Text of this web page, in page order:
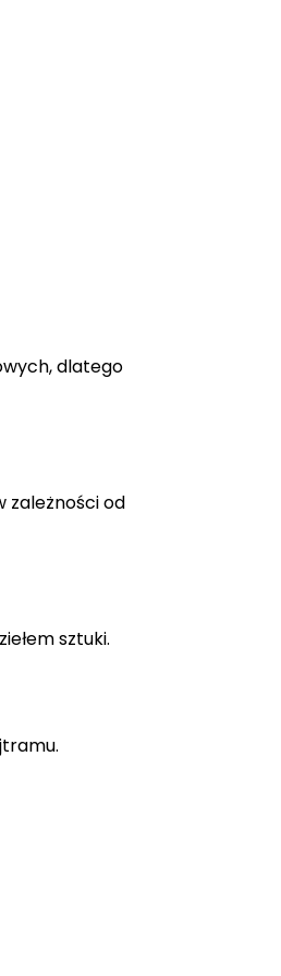
dlatego
zależności od
sztuki.